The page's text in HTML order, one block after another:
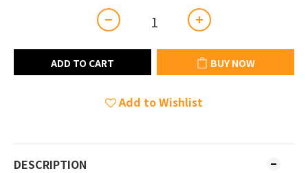
ADD TO CART BUY NOW
Add to Wishlist
DESCRIPTION